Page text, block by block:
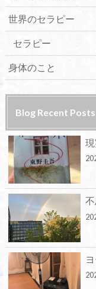
世界のセラピー
セラピー
身体のこと
Blog Recent Posts